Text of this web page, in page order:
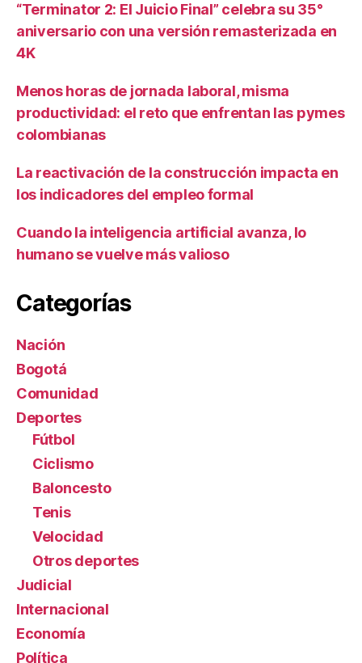
“Terminator 2: El Juicio Final” celebra su 35°
aniversario con una versión remasterizada en
4K
Menos horas de jornada laboral, misma
productividad: el reto que enfrentan las pymes
colombianas
La reactivación de la construcción impacta en
los indicadores del empleo formal
Cuando la inteligencia artificial avanza, lo
humano se vuelve más valioso
Categorías
Nación
Bogotá
Comunidad
Deportes
Fútbol
Ciclismo
Baloncesto
Tenis
Velocidad
Otros deportes
Judicial
Internacional
Economía
Política